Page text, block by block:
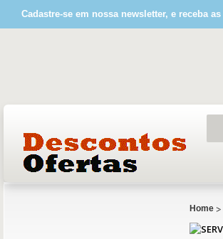
Cadastre-se em nossa newsletter, e receba
Home